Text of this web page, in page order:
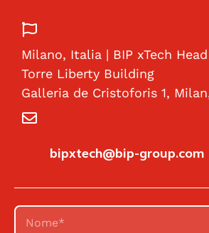
Milano, Italia | BIP xTech
Torre Liberty Building
Galleria de Cristoforis 1,
bipxtech@bip-group.com